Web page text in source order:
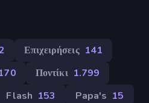
Επιχειρήσεις 141
Ποντίκι 1.799
Flash 153 Papa's 15